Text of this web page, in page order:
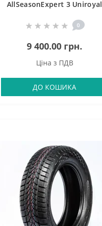
AllSeasonExpert 3 Uniroyal
0
9 400.00 грн.
Ціна з ПДВ
ДО КОШИКА